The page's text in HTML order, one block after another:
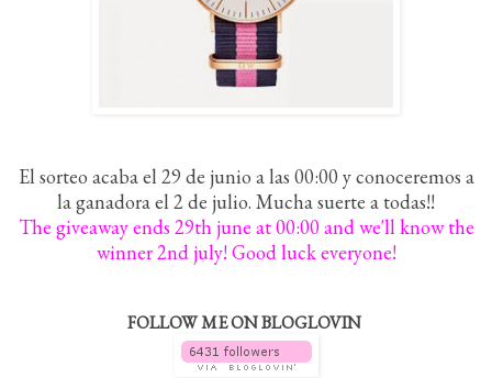
El sorteo acaba el 29 de junio a las 00:00 y conoceremos a
la ganadora el 2 de julio. Mucha suerte a todas!!
The giveaway ends 29th june at 00:00 and we'll know the
winner 2nd july! Good luck everyone!
FOLLOW ME ON BLOGLOVIN